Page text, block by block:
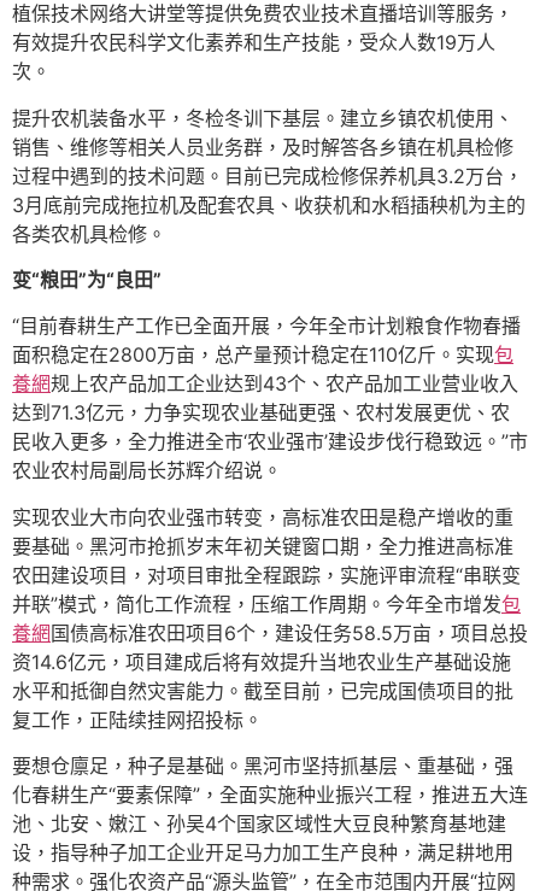
植保技术网络大讲堂等提供免费农业技术直播培训等服务，
有效提升农民科学文化素养和生产技能，受众人数19万人
次。
提升农机装备水平，冬检冬训下基层。建立乡镇农机使用、
销售、维修等相关人员业务群，及时解答各乡镇在机具检修
过程中遇到的技术问题。目前已完成检修保养机具3.2万台，
3月底前完成拖拉机及配套农具、收获机和水稻插秧机为主的
各类农机具检修。
变“粮田”为“良田”
“目前春耕生产工作已全面开展，今年全市计划粮食作物春播
面积稳定在2800万亩，总产量预计稳定在110亿斤。实现包
養網规上农产品加工企业达到43个、农产品加工业营业收入
达到71.3亿元，力争实现农业基础更强、农村发展更优、农
民收入更多，全力推进全市‘农业强市’建设步伐行稳致远。”市
农业农村局副局长苏辉介绍说。
实现农业大市向农业强市转变，高标准农田是稳产增收的重
要基础。黑河市抢抓岁末年初关键窗口期，全力推进高标准
农田建设项目，对项目审批全程跟踪，实施评审流程“串联变
并联”模式，简化工作流程，压缩工作周期。今年全市增发包
養網国债高标准农田项目6个，建设任务58.5万亩，项目总投
资14.6亿元，项目建成后将有效提升当地农业生产基础设施
水平和抵御自然灾害能力。截至目前，已完成国债项目的批
复工作，正陆续挂网招投标。
要想仓廪足，种子是基础。黑河市坚持抓基层、重基础，强
化春耕生产“要素保障”，全面实施种业振兴工程，推进五大连
池、北安、嫩江、孙吴4个国家区域性大豆良种繁育基地建
设，指导种子加工企业开足马力加工生产良种，满足耕地用
种需求。强化农资产品“源头监管”，在全市范围内开展“拉网